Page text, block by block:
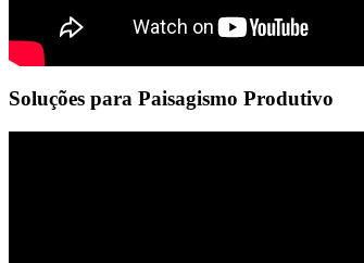
Soluções para Paisagismo Produtivo